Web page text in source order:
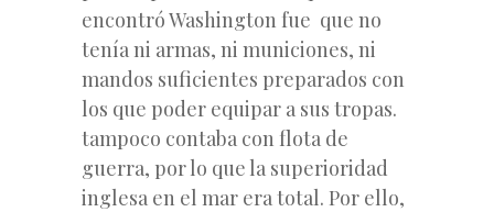
encontró Washington fue que no
tenía ni armas, ni municiones, ni
mandos suficientes preparados con
los que poder equipar a sus tropas.
tampoco contaba con flota de
guerra, por lo que la superioridad
inglesa en el mar era total. Por ello,